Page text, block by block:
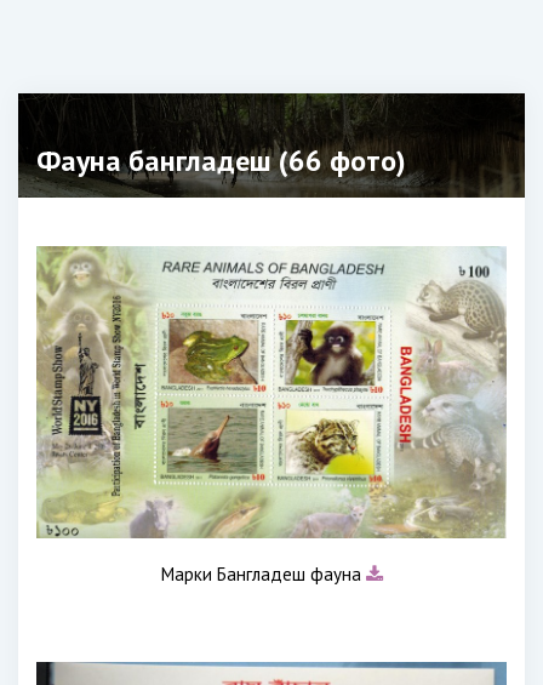
Фауна бангладеш (66 фото)
Марки Бангладеш фауна